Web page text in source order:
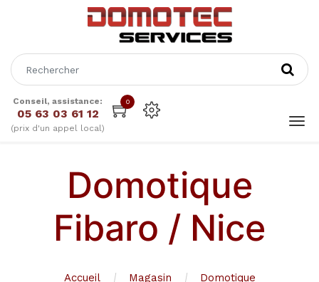
Conseil, assistance:
05 63 03 61 12
(prix d'un appel local)
0
Domotique
Fibaro / Nice
Accueil Magasin
Domotique